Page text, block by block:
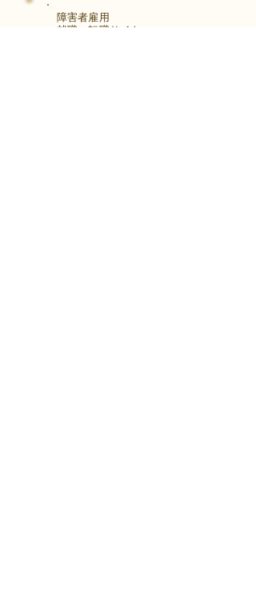
障害者雇用
​就職・転職サイト